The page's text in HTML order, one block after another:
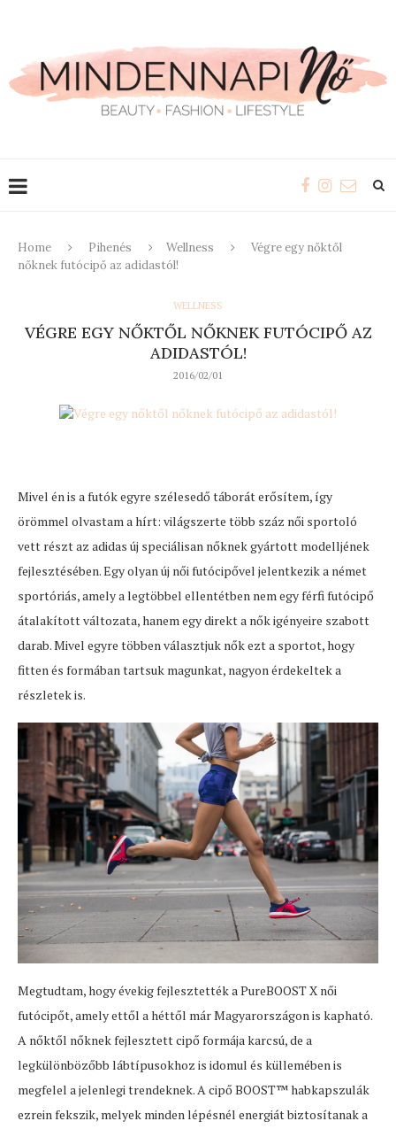
Home Pihenés Wellness
Végre egy nőktől
nőknek futócipő az adidastól!
WELLNESS
VÉGRE EGY NŐKTŐL NŐKNEK FUTÓCIPŐ AZ
ADIDASTÓL!
2016/02/01
Mivel én is a futók egyre szélesedő táborát erősítem, így
örömmel olvastam a hírt: világszerte több száz női sportoló
vett részt az adidas új speciálisan nőknek gyártott modelljének
fejlesztésében. Egy olyan új női futócipővel jelentkezik a német
sportóriás, amely a legtöbbel ellentétben nem egy férfi futócipő
átalakított változata, hanem egy direkt a nők igényeire szabott
darab. Mivel egyre többen választjuk nők ezt a sportot, hogy
fitten és formában tartsuk magunkat, nagyon érdekeltek a
részletek is.
Megtudtam, hogy évekig fejlesztették a PureBOOST X női
futócipőt, amely ettől a héttől már Magyarországon is kapható.
A nőktől nőknek fejlesztett cipő formája karcsú, de a
legkülönbözőbb lábtípusokhoz is idomul és küllemében is
megfelel a jelenlegi trendeknek. A cipő BOOST™ habkapszulák
ezrein fekszik, melyek minden lépésnél energiát biztosítanak a